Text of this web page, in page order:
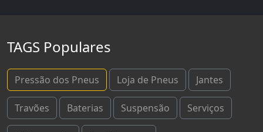
TAGS Populares
Pressão dos Pneus Loja de Pneus Jantes
Travões Baterias Suspensão Serviços